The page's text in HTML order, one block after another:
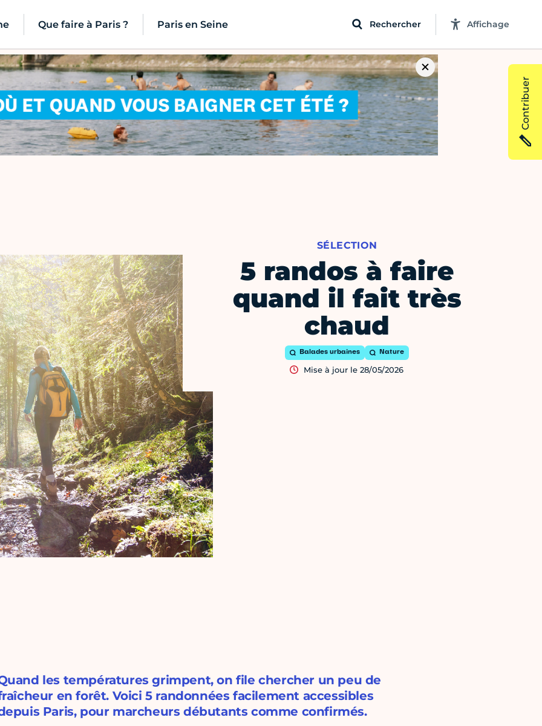
Que faire à Paris ? Paris en Seine Rechercher Affichage
5 randos à faire
quand il fait très
chaud
SÉLECTION
Balades urbaines Nature
Mise à jour le 28/05/2026
les températures grimpent, on file chercher un peu de
en forêt. Voici 5 randonnées facilement accessibles
Paris, pour marcheurs débutants comme confirmés.
Contribuer